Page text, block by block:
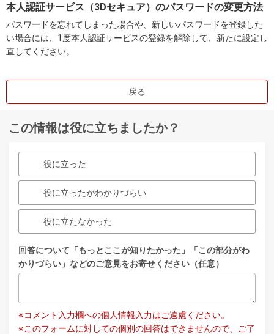
本人認証サービス（3Dセキュア）のパスワードの変更方法
パスワードを忘れてしまった場合や、新しいパスワードを登録した
い場合には、1度本人認証サービスの登録を解除して、新たに設定し
直してください。
戻る
この情報は役に立ちましたか？
役に立った
役に立ったがわかりづらい
役に立たなかった
回答について「もっとここが知りたかった」「この部分がわ
かりづらい」などのご意見をお寄せください（任意）
※コメント入力欄への個人情報入力はご遠慮ください。
※このフォームに対しての個別の回答はできませんので、ご了